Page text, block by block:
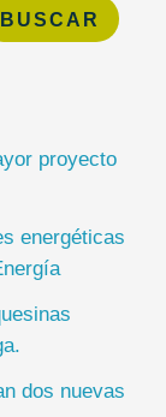
BUSCAR
proyecto
energéticas
dos nuevas